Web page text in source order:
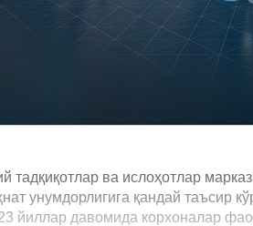
тадқиқотлар ва ислоҳотлар
унумдорлигига қандай таъсир
йиллар давомида корхоналар